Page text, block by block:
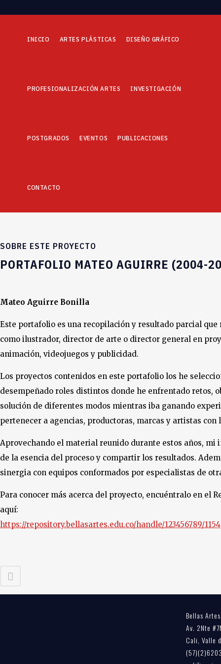
INICIO ARTES PLÁSTICAS DISEÑO GRÁFICO
PROFESIONALIZACIÓN ARTES INVESTIGACIÓN
POSTGRADOS EVENTOS PUBLICACIONES
CONTACTO
SOBRE ESTE PROYECTO
PORTAFOLIO MATEO AGUIRRE (2004-
Mateo Aguirre Bonilla
Este portafolio es una recopilación y resultado parcial
como ilustrador, director de arte o director general en
animación, videojuegos y publicidad.
Los proyectos contenidos en este portafolio los he
desempeñado roles distintos donde he enfrentado retos,
solución de diferentes modos mientras iba ganando
pertenecer a agencias, productoras, marcas y artistas con
Aprovechando el material reunido durante estos años, mi
de la esencia del proceso y compartir los resultados.
sinergia con equipos conformados por especialistas de
Para conocer más acerca del proyecto, encuéntralo en el
aquí:
https://repository.bellasartes.edu.co/handle/123456789/1154
Bellas
Av. 2Nte
Cali, Valle